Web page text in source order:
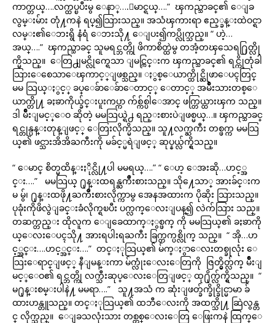
ကာက္တယ္….လက္ထပ္ၿပီးမွ ေနာ္….ေမာင္ရယ္….” ၾကည္သာခင္၏ ေျခ
လွမ္းမ်ား တုံ႔ကနဲ ရပ္၍သြားသည္။ အသံၾကားရာ ဧည့္ခန္းထဲဝင္ရာ
လမ္း၏ေဘးရွိ နံရံ ေဘးသို႔ ေျပး၍ကပ္လိုက္သည္။ “ ဟဲ့…
အယ္….” ၾကည္သာခင္ သူမရင္ဘတ္ကို ဖိကာစိတ္ထဲမွ တအံ့တၾသေရ႐ြတ္လို
က္မိသည္။ ေတြ႕ျမင္လိုက္ရေသာ ျမင္ကြင္းက ၾကည္သာခင္၏ ရင္ကိုတုံခါ
သြားေစေသာေၾကာင့္ျဖစ္သည္။ ႏွစ္ေယာက္ထိုင္ဆိုဖာေပၚတြင္
မမ သြယ္ႏွင့္ ခပ္ေခ်ာေခ်ာေတာင့္ ေတာင့္ အမ်ိဳးသားတစ္ေ
ယာက္တို႔ ခႏၶာကိုယ္ခ်င္းပူးကပ္ကာ က်စ္က်စ္ပါေအာင္ ဖက္တြယ္ထားၾက သည္။
ဒါ မ်ိဳးျမင့္ေဝ ဆိုတဲ့ မမသြယ္ရဲ႕ ရည္းစားပဲျဖစ္မယ္…။ ၾကည္သာခင္
ရင္တုန္ပန္းတုန္ျဖင့္ ေတြးလိုက္မိသည္။ သူ႔လက္ႀကီး တစ္ဖက္က မမသြ
ယ္၏ ဖင္သားအိအိႀကီးကို မခ်င့္မရဲျဖင့္ ဆုပ္နယ္လ်က္ရွိသည္။
“ ေမာင္ စိတ္မထိန္းႏိုင္လို႔ပါ မမရယ္….” “ ေဟ့ ေအးဆို…ဟင့္အ
င္း….” မမသြယ္ ႐ုန္းထရန္ႀကိဳးစားသည္။ သို႔ေသာ္ အားခ်င္းက
မ မွ်၊ ႐ုန္းထဖို႔ႀကိဳးစားလိုက္ကာမွ အေနအထားက ပိုဆိုး သြားသည္။
ပုခုံးကိုဖိလွဲျခင္းခံလိုက္ရၿပီး ပက္လက္ေလးျပန္၍ လဲက်သြား သည္။
တဆက္တည္း ထိုလူက ေျခေထာက္ႏွစ္ဖက္ ကို မမသြယ္၏ ခႏၶာကို
ယ္ေလးေပၚသို႔ အားရပါးရႀကီး ခြက္တက္ပစ္လိုက္ သည္။ “ အို…ဟ
င့္အင္း….ဟင့္အင္း….” တင္ႏုသြယ္၏ မ်က္ႏွာေလးတစ္ခုလုံး ေ
သြးေရာင္ျဖင့္ နီျမန္းကာ မ်က္လုံးေလးေတြကို ဇြတ္မွိတ္လ်က္ မ်ိဳးျ
မင့္ေဝ၏ ရင္ဘတ္ကို လက္သီးဆုပ္ေလးေတြျဖင့္ ထု႐ိုက္လ်က္ရွိသည္။ “
မ႐ုန္းစမ္းပါနဲ႔ မမရာ….” သူ႔အသံ က ဆုံးျဖတ္ခ်က္ခိုင္ခိုင္မာမာ ခ်
ထားဟန္တူသည္။ တင္ႏုသြယ္၏ ထဘီေလးကို အထက္သို႔ ဆြဲလွန္တ
င္ လိုက္သည္။ ေျခသလုံးသား တစ္တစ္ေလးေတြ ေဖြးကနဲ ထြက္ေ